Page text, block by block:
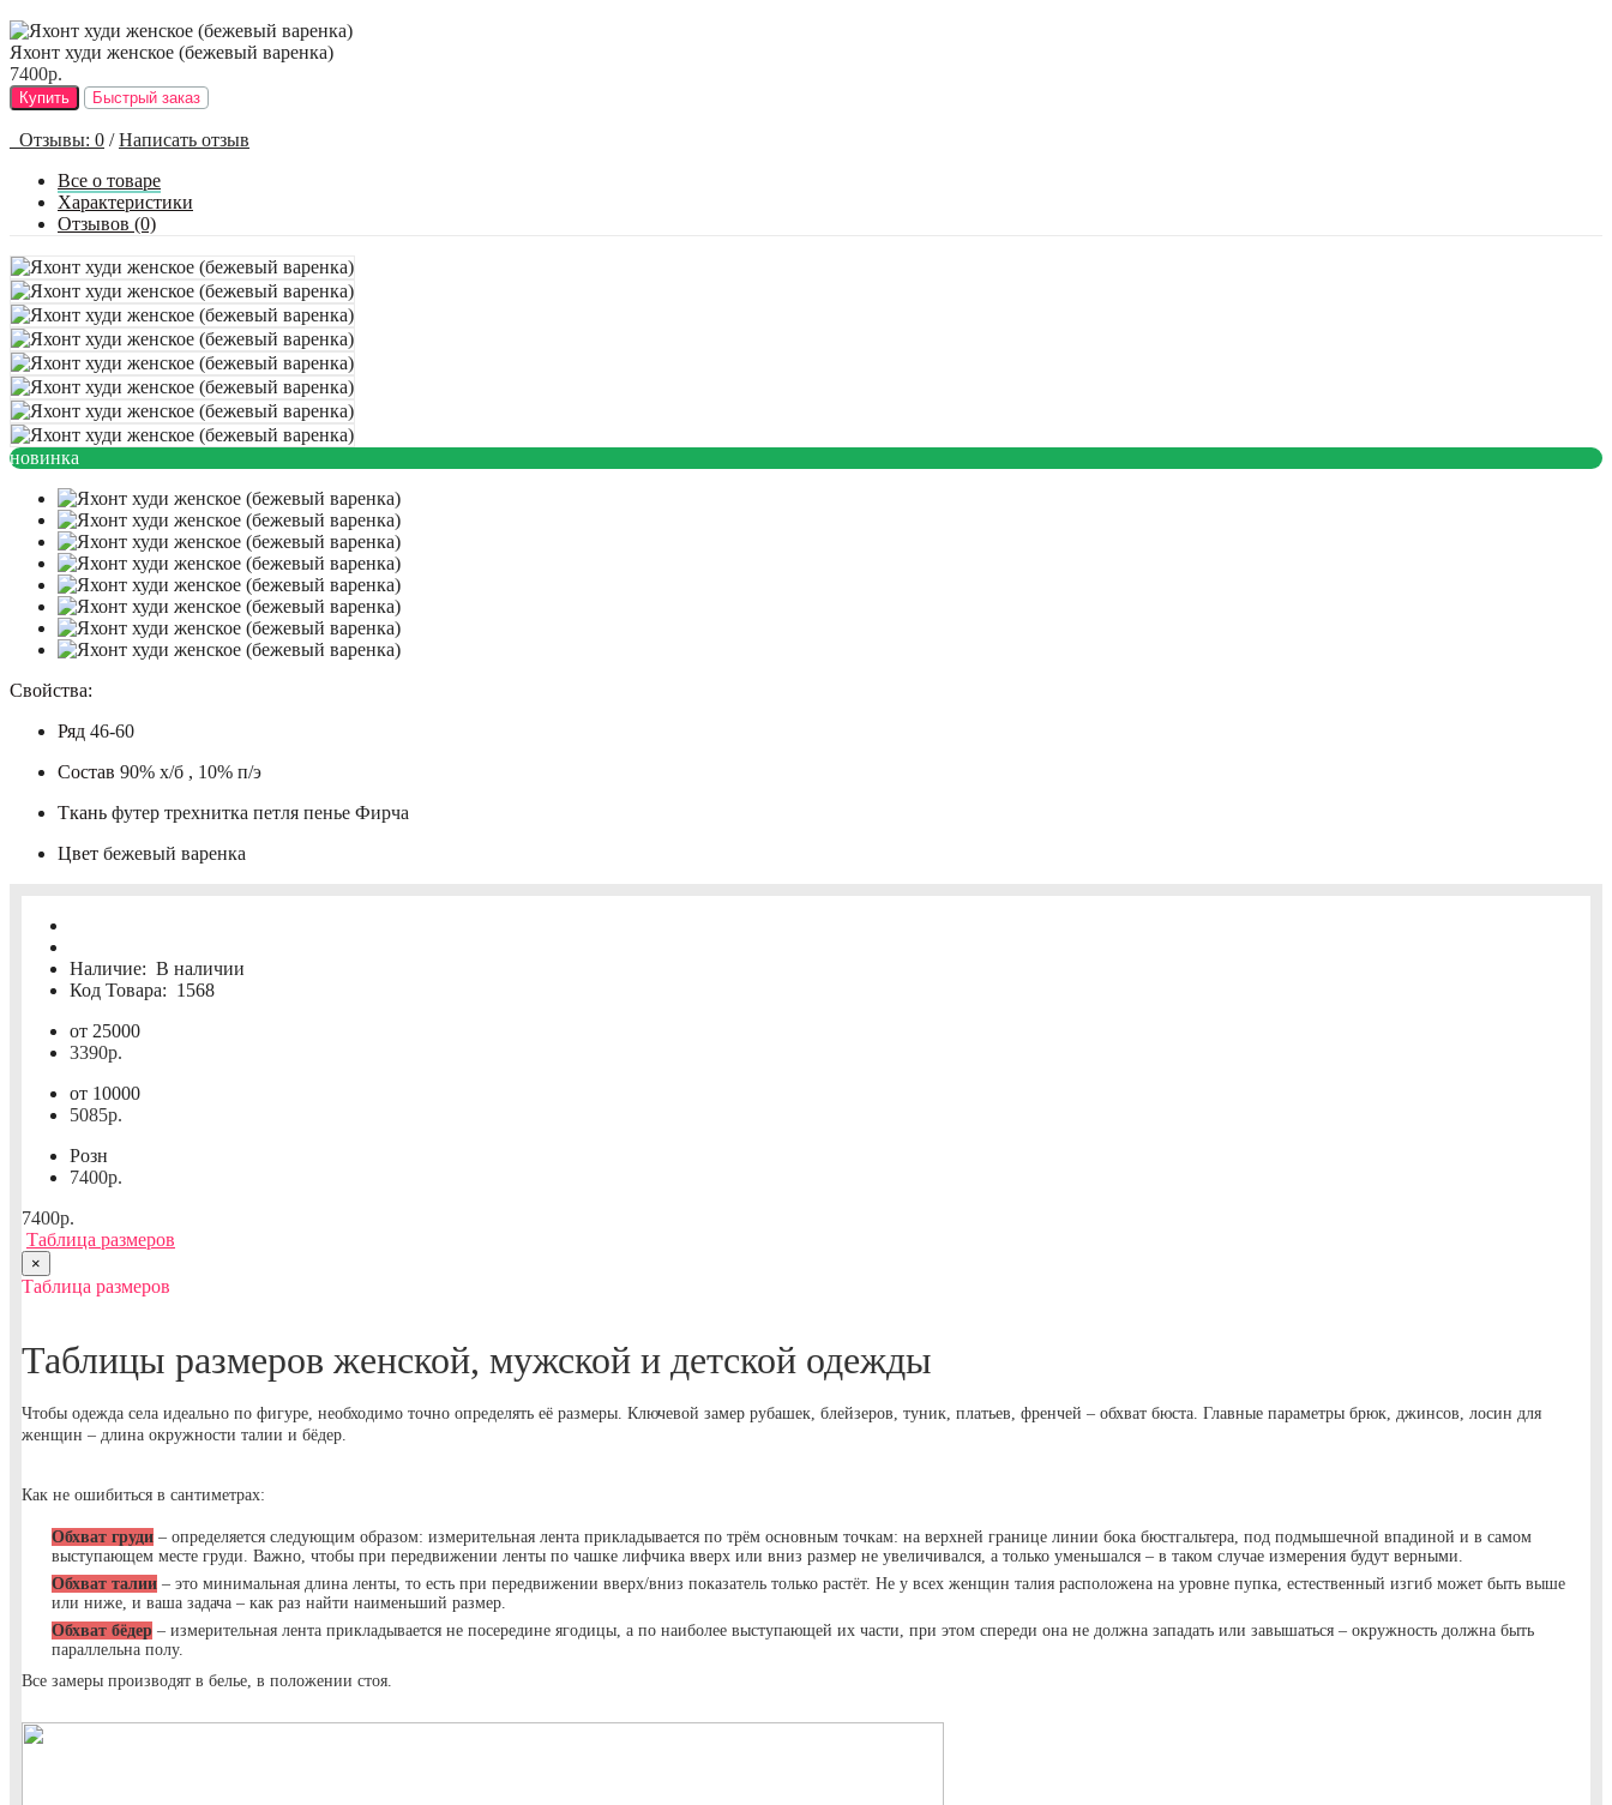
Яхонт худи женское (бежевый варенка)
7400р.
Купить Быстрый заказ
Отзывы: 0 / Написать отзыв
Все о товаре
Характеристики
Отзывов (0)
новинка
Свойства:
Ряд 46-60
Состав 90% х/б , 10% п/э
Ткань футер трехнитка петля пенье Фирча
Цвет бежевый варенка
Наличие: В наличии
Код Товара: 1568
от 25000
3390р.
от 10000
5085р.
Розн
7400р.
7400р.
Таблица размеров
×
Таблица размеров
Таблицы размеров женской, мужской и детской одежды
Чтобы одежда села идеально по фигуре, необходимо точно определять её размеры. Ключевой замер рубашек, блейзеров, туник, платьев, френчей – обхват бюста. Главные параметры брюк, джинсов, лосин для
женщин – длина окружности талии и бёдер.
Как не ошибиться в сантиметрах:
Обхват груди – определяется следующим образом: измерительная лента прикладывается по трём основным точкам: на верхней границе линии бока бюстгальтера, под подмышечной впадиной и в самом
выступающем месте груди. Важно, чтобы при передвижении ленты по чашке лифчика вверх или вниз размер не увеличивался, а только уменьшался – в таком случае измерения будут верными.
Обхват талии – это минимальная длина ленты, то есть при передвижении вверх/вниз показатель только растёт. Не у всех женщин талия расположена на уровне пупка, естественный изгиб может быть выше
или ниже, и ваша задача – как раз найти наименьший размер.
Обхват бёдер – измерительная лента прикладывается не посередине ягодицы, а по наиболее выступающей их части, при этом спереди она не должна западать или завышаться – окружность должна быть
параллельна полу.
Все замеры производят в белье, в положении стоя.